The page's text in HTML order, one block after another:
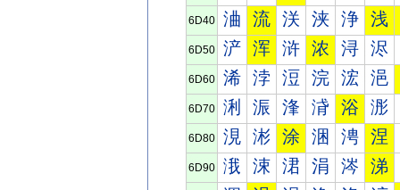
6D40 浀 流 浂 浃 浄 浅
6D50 浐 浑 浒 浓 浔 浕
6D60 浠 浡 浢 浣 浤 浥
6D70 浰 浱 浲 浳 浴 浵
6D80 涀 涁 涂 涃 涄 涅
6D90 涐 涑 涒 涓 涔 涕